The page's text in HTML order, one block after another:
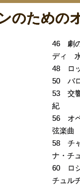
のための
46 劇
ディ
48 ロ
50 バ
53 交
紀
56 オ
弦楽曲
58 チ
ナ・チ
60 ロ
チュル